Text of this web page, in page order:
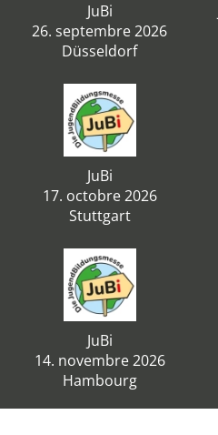
JuBi
26. septembre 2026
Düsseldorf
JuBi
17. octobre 2026
Stuttgart
JuBi
14. novembre 2026
Hambourg